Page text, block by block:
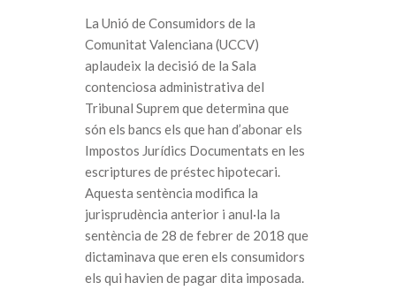
La Unió de Consumidors de la
Comunitat Valenciana (UCCV)
aplaudeix la decisió de la Sala
contenciosa administrativa del
Tribunal Suprem que determina que
són els bancs els que han d’abonar els
Impostos Jurídics Documentats en les
escriptures de préstec hipotecari.
Aquesta sentència modifica la
jurisprudència anterior i anul·la la
sentència de 28 de febrer de 2018 que
dictaminava que eren els consumidors
els qui havien de pagar dita imposada.